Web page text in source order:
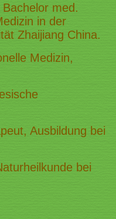
med.
in der
Zhaijiang China.
Medizin,
Ausbildung bei
bei